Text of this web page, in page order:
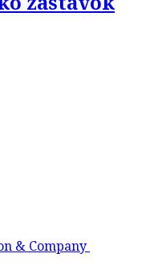
& Company